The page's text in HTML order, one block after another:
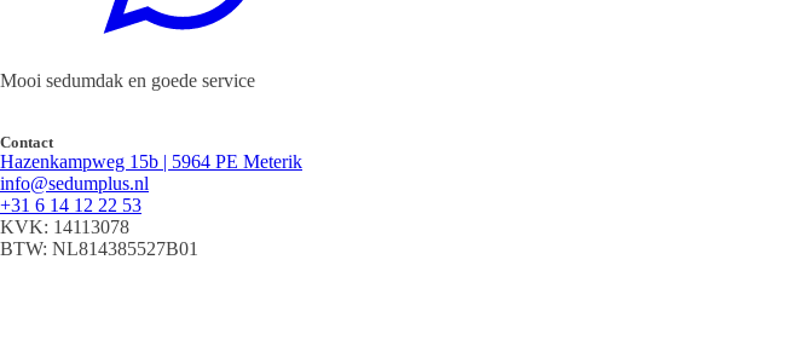
Mooi sedumdak en goede service
Contact
Hazenkampweg 15b | 5964 PE Meterik
info@sedumplus.nl
+31 6 14 12 22 53
KVK: 14113078
BTW: NL814385527B01